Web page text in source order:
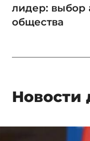
лидер: выбор
общества
Новости